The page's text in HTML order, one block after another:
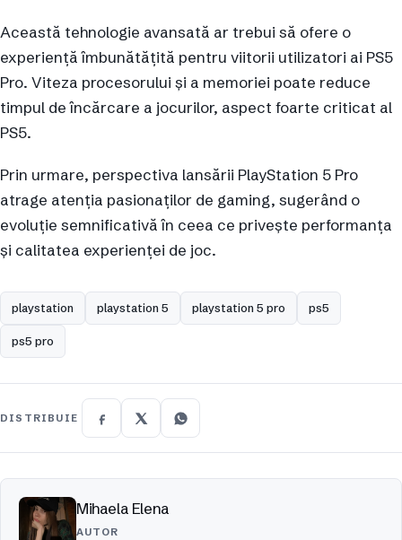
Această tehnologie avansată ar trebui să ofere o
experiență îmbunătățită pentru viitorii utilizatori ai PS5
Pro. Viteza procesorului și a memoriei poate reduce
timpul de încărcare a jocurilor, aspect foarte criticat al
PS5.
Prin urmare, perspectiva lansării PlayStation 5 Pro
atrage atenția pasionaților de gaming, sugerând o
evoluție semnificativă în ceea ce privește performanța
și calitatea experienței de joc.
playstation playstation 5 playstation 5 pro ps5
ps5 pro
DISTRIBUIE
Mihaela Elena
AUTOR